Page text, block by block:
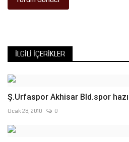
İLGILI İÇERIKLER
Ş.Urfaspor Akhisar Bld.spor
Ocak 28, 2010 0